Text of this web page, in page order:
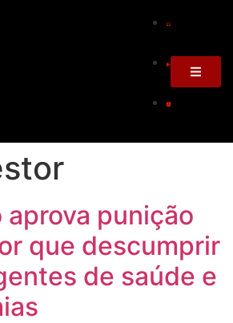
aprova punição
que descumprir
de saúde e